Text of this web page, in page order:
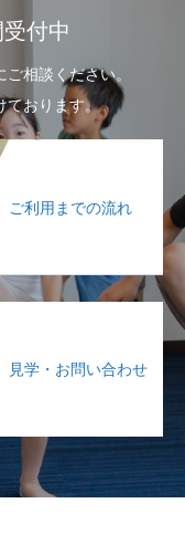
付中
相談ください。
ております。
ご利用までの流れ
見学・お問い合わせ